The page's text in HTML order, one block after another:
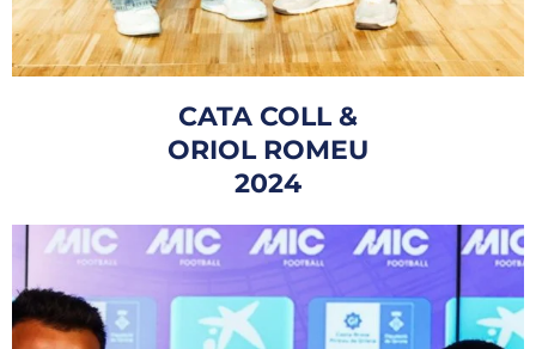
CATA COLL &
ORIOL ROMEU
2024